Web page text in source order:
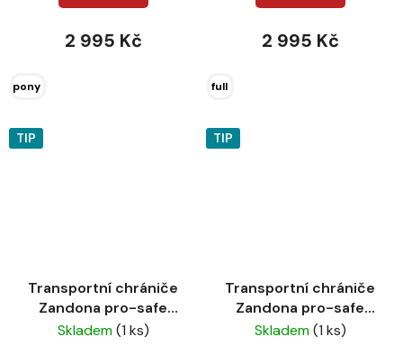
2 995 Kč
pony
2 995 Kč
full
TIP
Transportní chrániče
Zandona pro-safe
přední
Skladem(1 ks)
TIP
Transportní chrániče
Zandona pro-safe
zadní
Skladem(1 ks)